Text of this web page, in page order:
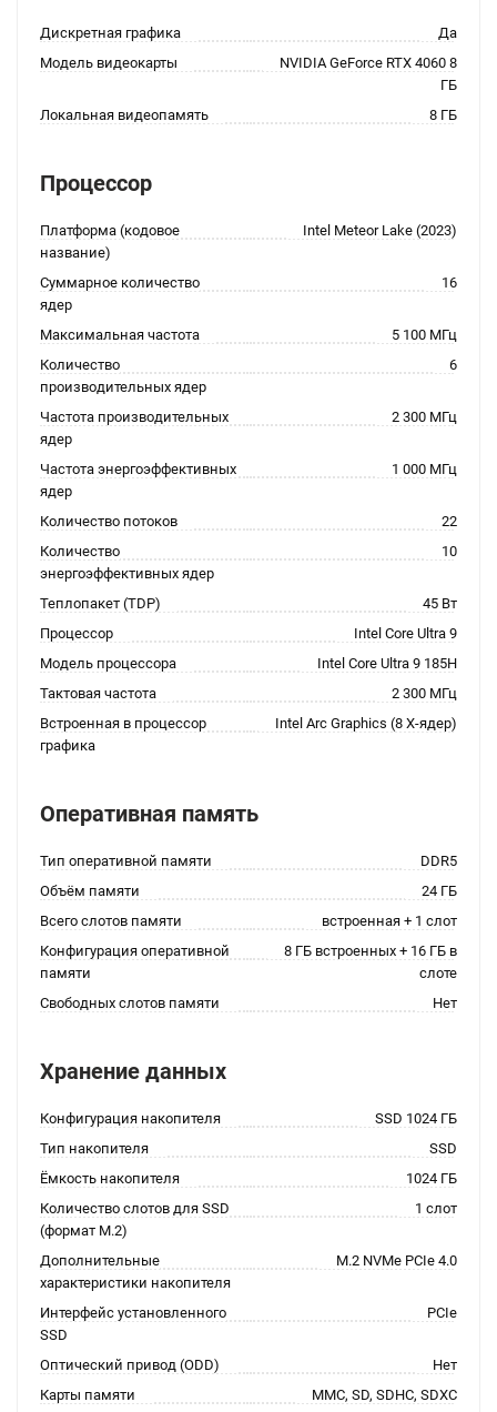
Дискретная графика
Да
Модель видеокарты
NVIDIA GeForce RTX 4060 8
ГБ
Локальная видеопамять
8 ГБ
Процессор
Платформа (кодовое
название)
Intel Meteor Lake (2023)
Суммарное количество
ядер
16
Максимальная частота
5 100 МГц
Количество
производительных ядер
6
Частота производительных
ядер
2 300 МГц
Частота энергоэффективных
ядер
1 000 МГц
Количество потоков
22
Количество
энергоэффективных ядер
10
Теплопакет (TDP)
45 Вт
Процессор
Intel Core Ultra 9
Модель процессора
Intel Core Ultra 9 185H
Тактовая частота
2 300 МГц
Встроенная в процессор
графика
Intel Arc Graphics (8 X-ядер)
Оперативная память
Тип оперативной памяти
DDR5
Объём памяти
24 ГБ
Всего слотов памяти
встроенная + 1 слот
Конфигурация оперативной
памяти
8 ГБ встроенных + 16 ГБ в
слоте
Свободных слотов памяти
Нет
Хранение данных
Конфигурация накопителя
SSD 1024 ГБ
Тип накопителя
SSD
Ёмкость накопителя
1024 ГБ
Количество слотов для SSD
(формат M.2)
1 слот
Дополнительные
характеристики накопителя
M.2 NVMe PCIe 4.0
Интерфейс установленного
SSD
PCIe
Оптический привод (ODD)
Нет
Карты памяти
MMC, SD, SDHC, SDXC